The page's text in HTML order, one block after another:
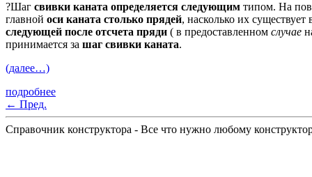
?Шаг свивки каната определяется следующим типом. На
главной оси каната столько прядей, насколько их
следующей после отсчета пряди ( в предоставленном случае
принимается за шаг свивки каната.
(далее…)
подробнее
← Пред.
Справочник конструктора - Все что нужно любому